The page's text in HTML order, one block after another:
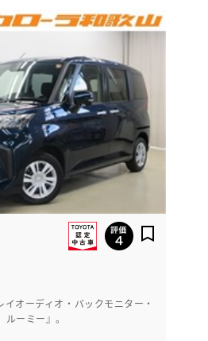
イオーディオ・バックモニター・
ーミー』。